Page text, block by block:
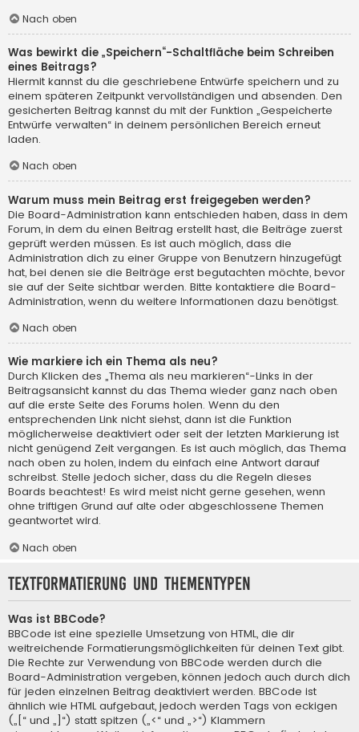
Nach oben
Was bewirkt die „Speichern“-Schaltfläche beim Schreiben
eines Beitrags?
Hiermit kannst du die geschriebene Entwürfe speichern und zu
einem späteren Zeitpunkt vervollständigen und absenden. Den
gesicherten Beitrag kannst du mit der Funktion „Gespeicherte
Entwürfe verwalten“ in deinem persönlichen Bereich erneut
laden.
Nach oben
Warum muss mein Beitrag erst freigegeben werden?
Die Board-Administration kann entschieden haben, dass in dem
Forum, in dem du einen Beitrag erstellt hast, die Beiträge zuerst
geprüft werden müssen. Es ist auch möglich, dass die
Administration dich zu einer Gruppe von Benutzern hinzugefügt
hat, bei denen sie die Beiträge erst begutachten möchte, bevor
sie auf der Seite sichtbar werden. Bitte kontaktiere die Board-
Administration, wenn du weitere Informationen dazu benötigst.
Nach oben
Wie markiere ich ein Thema als neu?
Durch Klicken des „Thema als neu markieren“-Links in der
Beitragsansicht kannst du das Thema wieder ganz nach oben
auf die erste Seite des Forums holen. Wenn du den
entsprechenden Link nicht siehst, dann ist die Funktion
möglicherweise deaktiviert oder seit der letzten Markierung ist
nicht genügend Zeit vergangen. Es ist auch möglich, das Thema
nach oben zu holen, indem du einfach eine Antwort darauf
schreibst. Stelle jedoch sicher, dass du die Regeln dieses
Boards beachtest! Es wird meist nicht gerne gesehen, wenn
ohne triftigen Grund auf alte oder abgeschlossene Themen
geantwortet wird.
Nach oben
Textformatierung und Thementypen
Was ist BBCode?
BBCode ist eine spezielle Umsetzung von HTML, die dir
weitreichende Formatierungsmöglichkeiten für deinen Text gibt.
Die Rechte zur Verwendung von BBCode werden durch die
Board-Administration vergeben, können jedoch auch durch dich
für jeden einzelnen Beitrag deaktiviert werden. BBCode ist
ähnlich wie HTML aufgebaut, jedoch werden Tags von eckigen
(„[“ und „]“) statt spitzen („<“ und „>“) Klammern